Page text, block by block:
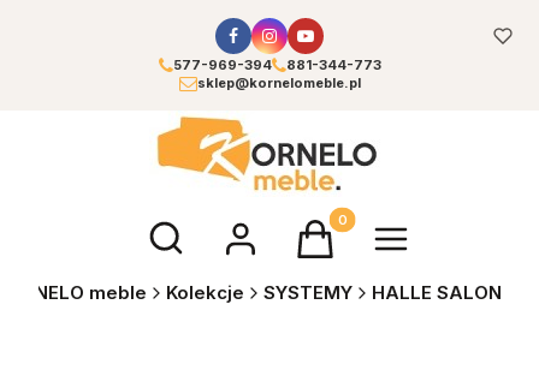
577-969-394
881-344-773
sklep@kornelomeble.pl
Otwórz wyszukiwarkęProdukty w koszyku: 0.
meble Kolekcje SYSTEMY HALLE SALON